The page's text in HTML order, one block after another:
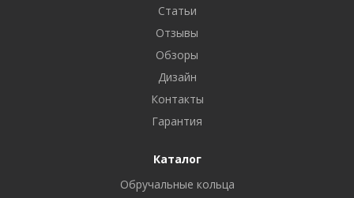
Статьи
Отзывы
Обзоры
Дизайн
Контакты
Гарантия
Каталог
Обручальные кольца